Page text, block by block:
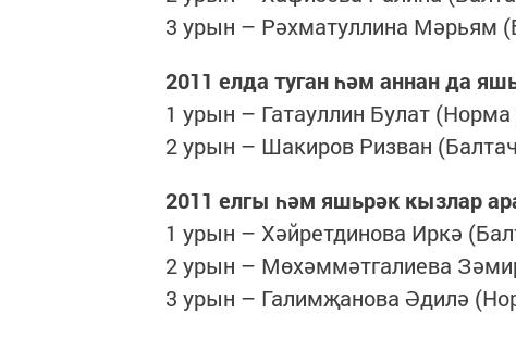
3 урын – Рәхматуллина Мәрьям
2011 елда туган һәм аннан да
1 урын – Гатауллин Булат
2 урын – Шакиров Ризван
2011 елгы һәм яшьрәк кызлар
1 урын – Хәйретдинова Иркә
2 урын – Мөхәммәтгалиева
3 урын – Галимҗанова Әдилә